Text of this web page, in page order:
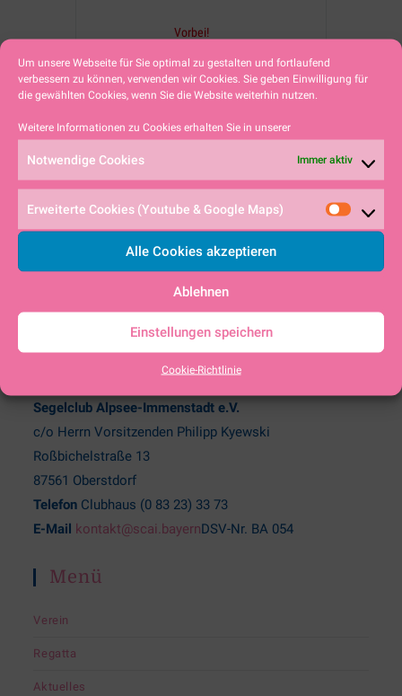
Um unsere Webseite für Sie optimal zu gestalten und fortlaufend
verbessern zu können, verwenden wir Cookies. Sie geben Einwilligung für
die gewählten Cookies, wenn Sie die Website weiterhin nutzen.
Weitere Informationen zu Cookies erhalten Sie in unserer
Notwendige Cookies Immer aktiv
Erweiterte Cookies (Youtube & Google Maps)
Alle Cookies akzeptieren
Ablehnen
Einstellungen speichern
Cookie-Richtlinie
Vorbei!
UHRZEIT
11:00 - 16:00
MEHR INFO
Weiterlesen
Segelclub Alpsee-Immenstadt e.V.
c/o Herrn Vorsitzenden Philipp Kyewski
Roßbichelstraße 13
87561 Oberstdorf
Telefon Clubhaus (0 83 23) 33 73
E-Mail kontakt@scai.bayernDSV-Nr. BA 054
Menü
Verein
Regatta
Aktuelles